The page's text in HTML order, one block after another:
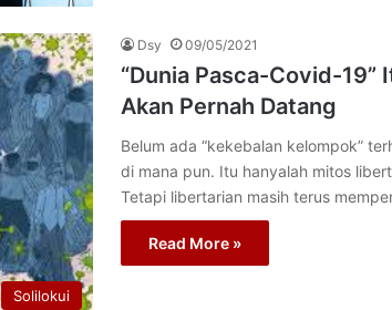
Solilokui
Dsy 09/05/2021
“Dunia Pasca-Covid-19”
Akan Pernah Datang
Belum ada “kekebalan kelompok”
di mana pun. Itu hanyalah mitos
Tetapi libertarian masih terus
Read More »